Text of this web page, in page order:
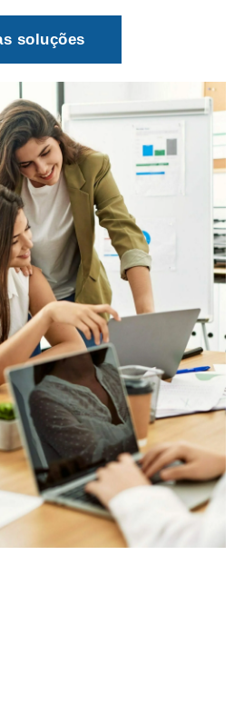
soluções